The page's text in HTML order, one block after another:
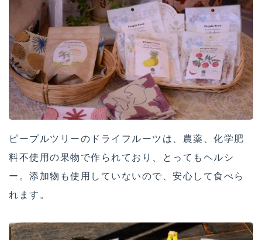
ピープルツリーのドライフルーツは、農薬、化学肥
料不使用の果物で作られており、とってもヘルシ
ー。添加物も使用していないので、安心して食べら
れます。